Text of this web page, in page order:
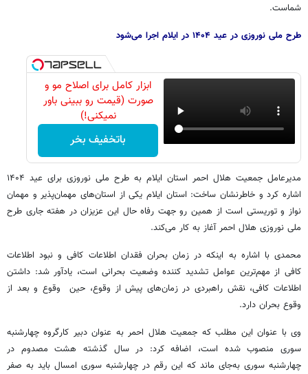
شماست.
طرح ملی نوروزی در عید ۱۴۰۴ در ایلام اجرا می‌شود
ابزار کامل برای اصلاح مو و
صورت (قیمت رو ببینی باور
نمیکنی!)
باتخفیف بخر
مدیرعامل جمعیت هلال احمر استان ایلام به طرح ملی نوروزی برای عید ۱۴۰۴
اشاره کرد و خاطرنشان ساخت: استان ایلام یکی از استان‌های مهمان‌پذیر و مهمان
نواز و توریستی است از همین رو جهت رفاه حال این عزیزان در هفته جاری طرح
ملی نوروزی هلال احمر آغاز به کار می‌کند.
محمدی با اشاره به اینکه در زمان بحران فقدان اطلاعات کافی و نبود اطلاعات
کافی از مهم‌ترین عوامل تشدید کننده وضعیت بحرانی است، یادآور شد: داشتن
اطلاعات کافی، نقش راهبردی در زمان‌های پیش از وقوع، حین وقوع و بعد از
وقوع بحران دارد.
وی با عنوان این مطلب که جمعیت هلال احمر به عنوان دبیر کارگروه چهارشنبه
سوری منصوب شده است، اضافه کرد: در سال گذشته هشت مصدوم در
چهارشنبه سوری به‌جای ماند که این رقم در چهارشنبه سوری امسال باید به صفر